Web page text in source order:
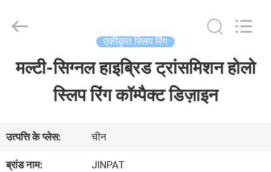
घर
वीआर
Electronics
Rights
एकीकृत स्लिप रिंग
मल्टी-सिग्नल हाइब्रिड ट्रांसमिशन होलो
स्लिप रिंग कॉम्पैक्ट डिज़ाइन
उत्पत्ति के प्लेस: चीन
ब्रांड नाम: JINPAT